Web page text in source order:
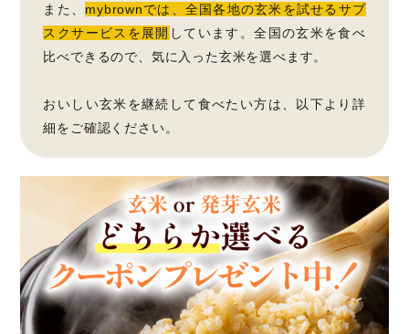
また、 mybrownでは、全国各地の玄米を試せるサブ
スクサービスを展開 しています。全国の玄米を食べ
比べできるので、気に入った玄米を選べます。
おいしい玄米を継続して食べたい方は、以下より詳
細をご確認ください。